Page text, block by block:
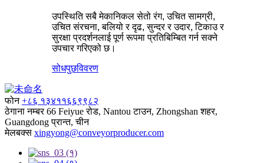
उपस्थिति सबै मेकानिकल सेतो रंग, उचित सामग्री,
उचित संरचना, बलियो र दृढ, सुन्दर र उदार, टिकाउ र
सुरक्षा प्रदर्शनलाई पूर्ण रूपमा प्रतिबिम्बित गर्न सक्ने
उपचार गरिएको छ।
सोधपुछविवरण
फोन +८६ १३४११६६९९८२
ठेगाना नम्बर 66 Feiyue रोड, Nantou टाउन, Zhongshan शहर,
Guangdong प्रान्त, चीन
मेलबक्स xingyong@conveyorproducer.com